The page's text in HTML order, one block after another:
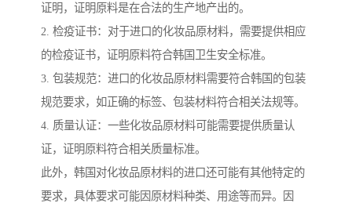
证明，证明原料是在合法的生产地产出的。
2. 检疫证书：对于进口的化妆品原材料，需要提供相应
的检疫证书，证明原料符合韩国卫生安全标准。
3. 包装规范：进口的化妆品原材料需要符合韩国的包装
规范要求，如正确的标签、包装材料符合相关法规等。
4. 质量认证：一些化妆品原材料可能需要提供质量认
证，证明原料符合相关质量标准。
此外，韩国对化妆品原材料的进口还可能有其他特定的
要求，具体要求可能因原材料种类、用途等而异。因